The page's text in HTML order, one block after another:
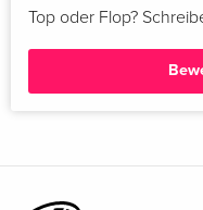
Top oder Flop?